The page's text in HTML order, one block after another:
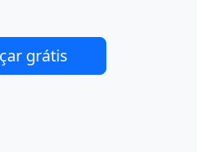
grátis